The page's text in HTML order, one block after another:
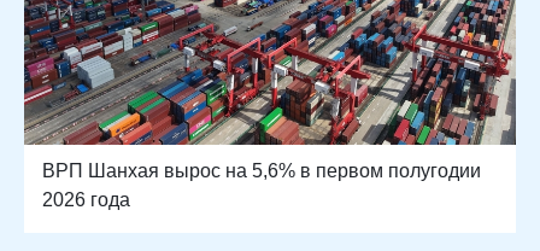
ВРП Шанхая вырос на 5,6% в первом полугодии
2026 года